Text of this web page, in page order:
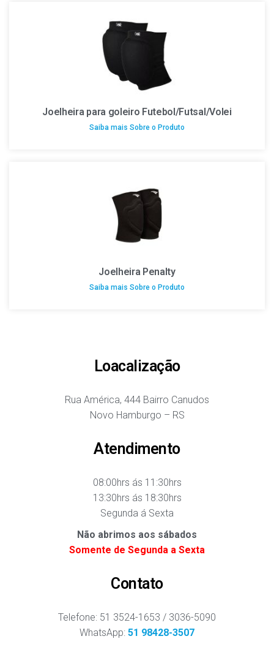
Joelheira para goleiro Futebol/Futsal/Volei
Saiba mais Sobre o Produto
Joelheira Penalty
Saiba mais Sobre o Produto
Loacalização
Rua América, 444 Bairro Canudos
Novo Hamburgo – RS
Atendimento
08:00hrs ás 11:30hrs
13:30hrs ás 18:30hrs
Segunda á Sexta
Não abrimos aos sábados
Somente de Segunda a Sexta
Contato
Telefone: 51 3524-1653 / 3036-5090
WhatsApp: 51 98428-3507